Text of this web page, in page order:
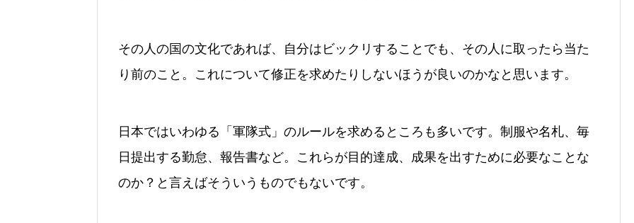
その人の国の文化であれば、自分はビックリすることでも、その人に取ったら当た
り前のこと。これについて修正を求めたりしないほうが良いのかなと思います。
日本ではいわゆる「軍隊式」のルールを求めるところも多いです。制服や名札、毎
日提出する勤怠、報告書など。これらが目的達成、成果を出すために必要なことな
のか？と言えばそういうものでもないです。